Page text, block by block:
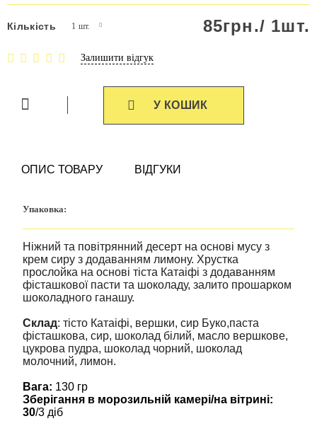
Кількість 1 шт. 85грн./ 1шт.
Залишити відгук
У КОШИК
ОПИС ТОВАРУ ВІДГУКИ
Упаковка:
Ніжний та повітрянний десерт на основі мусу з
крем сиру з додаванням лимону. Хрустка
прослойка на основі тіста Катаіфі з додаванням
фісташкової пасти та шоколаду, залито прошарком
шоколадного ганашу.
Склад: тісто Катаіфі, вершки, сир Буко,паста
фісташкова, сир, шоколад білий, масло вершкове,
цукрова пудра, шоколад чорний, шоколад
молочний, лимон.
Вага: 130 гр
Зберігання в морозильній камері/на вітрині:
30/3 діб